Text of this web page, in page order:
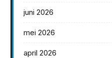
juni 2026
mei 2026
april 2026